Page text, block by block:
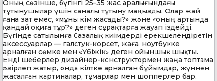
Оның сөзінше, бүгінгі 25–35 жас аралығындағы
тұтынушылар үшін саналы тұтыну маңызды. Олар жай
ғана зат емес, «мұны кім жасады?» және «оның артында
қандай оқиға тұр?» деген сұрақтарға жауап іздейді.
Бүгінде сатылымға базалық киімдерді ерекшелендіретін
аксессуарлар — галстук-корсет, жаға, ноутбукке
арналған сөмке мен «Үбіжік» деген ойыншық шықты.
Енді шеберлер дизайнер-конструктормен жаңа топтама
әзірлеп жатыр, онда кілтке арналған бұйымдар, жүннен
жасалған картиналар, тұмарлар мен шопперлер бар.